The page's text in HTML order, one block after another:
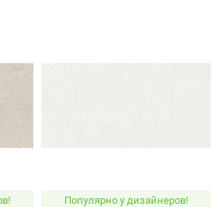
Популярно у дизайнеров!